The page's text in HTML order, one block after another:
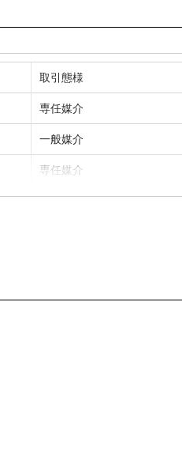
取引態様
専任媒介
一般媒介
専任媒介
不動産業者売主